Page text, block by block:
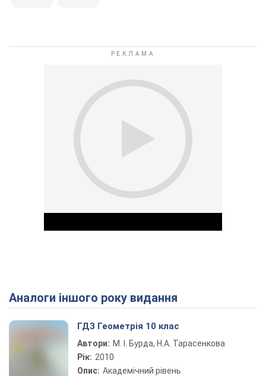
Play Video
Аналоги іншого року видання
ГДЗ Геометрія 10 клас
Автори: М. І. Бурда, Н.А. Тарасенкова
Рік: 2010
Опис: Академічний рівень